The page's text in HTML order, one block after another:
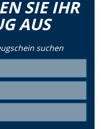
SIE IHR
AUS
suchen